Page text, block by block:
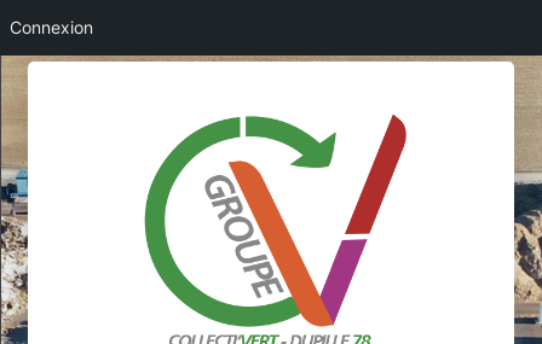
Connexion